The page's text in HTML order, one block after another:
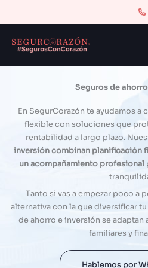
Seguros de
En SegurCorazón te ayudamos
flexible con soluciones que
rentabilidad a largo plazo.
inversión combinan planificación
un acompañamiento profesional
Tanto si vas a empezar poco a
alternativa con la que diversificar
de ahorro e inversión se
familiares y
Hablemos por